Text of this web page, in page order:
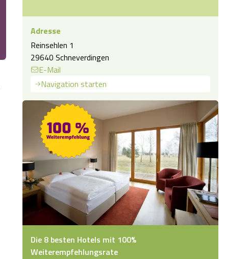
Adresse
Reinsehlen 1
29640 Schneverdingen
E-Mail
Navigation starten
Die 8 besten Hotels mit 100%
Weiterempfehlungsrate